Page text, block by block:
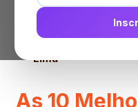
Lima
As 10